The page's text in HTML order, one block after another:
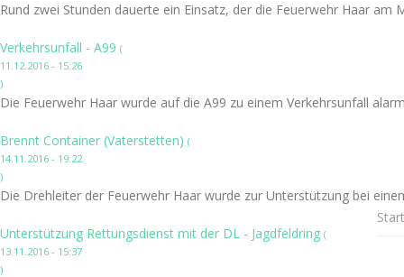
Rund zwei Stunden dauerte ein Einsatz, der die Feuerwehr Haar am
Verkehrsunfall - A99 (
11.12.2016 - 15:26
)
Die Feuerwehr Haar wurde auf die A99 zu einem Verkehrsunfall
Brennt Container (Vaterstetten) (
14.11.2016 - 19:22
)
Die Drehleiter der Feuerwehr Haar wurde zur Unterstützung bei
Unterstützung Rettungsdienst mit der DL - Jagdfeldring (
13.11.2016 - 15:37
)